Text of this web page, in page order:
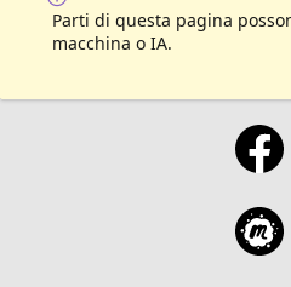
Parti di questa pagina
macchina o IA.